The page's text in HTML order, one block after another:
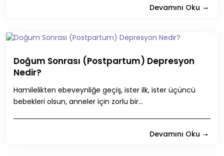
Devamını Oku
Doğum Sonrası (Postpartum) Depresyon
Nedir?
Hamilelikten ebeveynliğe geçiş, ister ilk, ister üçüncü
bebekleri olsun, anneler için zorlu bir...
Devamını Oku